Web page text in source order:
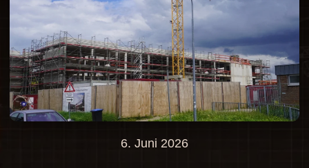
6. Juni 2026